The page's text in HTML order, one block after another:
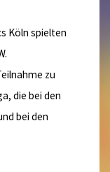
Köln spielten
zu
die bei den
bei den